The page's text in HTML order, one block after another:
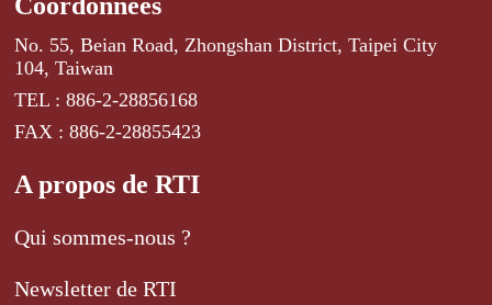
No. 55, Beian Road, Zhongshan District, Taipei City
104, Taiwan
TEL : 886-2-28856168
FAX : 886-2-28855423
A propos de RTI
Qui sommes-nous ?
Newsletter de RTI